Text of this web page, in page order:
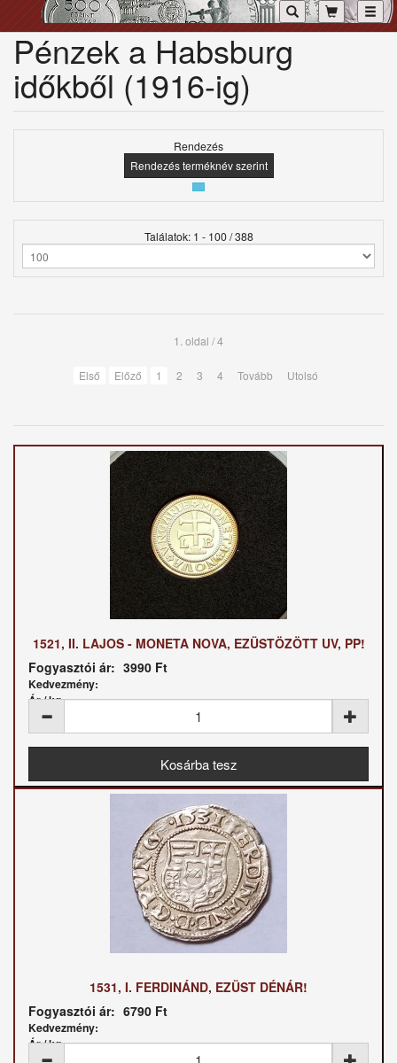
Pénzek a Habsburg
időkből (1916-ig)
Rendezés
Rendezés terméknév szerint
Találatok: 1 - 100 / 388
1. oldal / 4
Első Előző 1 2 3 4 Tovább Utolsó
1521, II. LAJOS - MONETA NOVA, EZÜSTÖZÖTT UV, PP!
Fogyasztói ár: 3990 Ft
Kedvezmény:
Ár / kg:
1531, I. FERDINÁND, EZÜST DÉNÁR!
Fogyasztói ár: 6790 Ft
Kedvezmény:
Ár / kg: